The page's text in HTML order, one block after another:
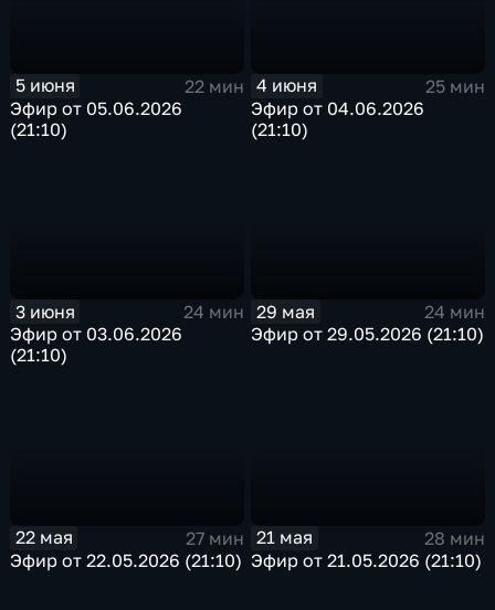
5 июня
22 мин
Эфир от 05.06.2026
(21:10)
4 июня
25 мин
Эфир от 04.06.2026
(21:10)
3 июня
24 мин
Эфир от 03.06.2026
(21:10)
29 мая
24 мин
Эфир от 29.05.2026 (21:10)
22 мая
27 мин
Эфир от 22.05.2026 (21:10)
21 мая
28 мин
Эфир от 21.05.2026 (21:10)